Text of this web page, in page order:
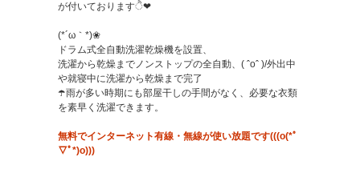
が付いておりますੈ❤︎
(*´ω｀*)❀
ドラム式全自動洗濯乾燥機を設置、
洗濯から乾燥までノンストップの全自動、( ˆoˆ )/外出中
や就寝中に洗濯から乾燥まで完了
☂️雨が多い時期にも部屋干しの手間がなく、必要な衣類
を素早く洗濯できます。
無料でインターネット有線・無線が使い放題です(((o(*ﾟ
▽ﾟ*)o)))